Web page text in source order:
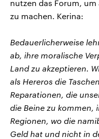
nutzen das Forum,
zu machen. Kerina:
Bedauerlicherweise
ab, ihre moralische
Land zu akzeptieren.
als Hereros die
Reparationen, die
die Beine zu kommen,
Regionen, wo die
Geld hat und nicht in